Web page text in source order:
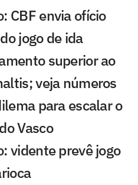
CBF envia ofício
jogo de ida
superior ao
veja números
para escalar o
Vasco
vidente prevê jogo